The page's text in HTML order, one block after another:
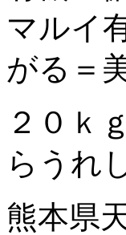
マルイ
がる＝
２０ｋ
らうれ
熊本県